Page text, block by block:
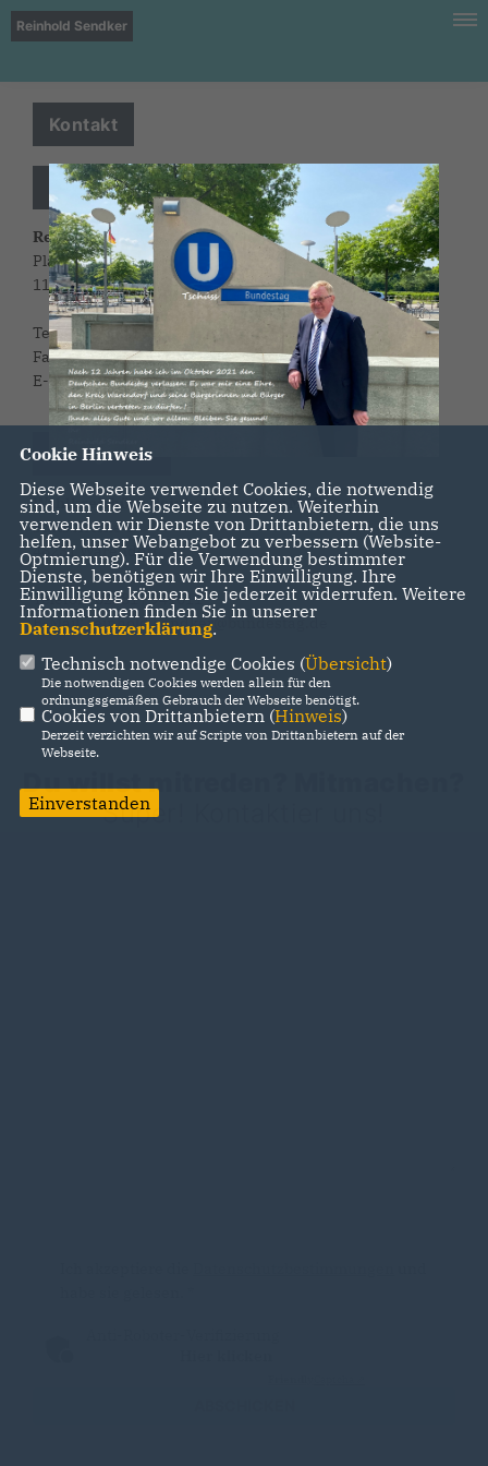
Reinhold Sendker
Kontakt
Geschäftsstelle
Reinhold Sendker MdB
Platz der Republik 1
11011 Berlin
Telefon: 030 / 227 - 75423
Fax: 030 / 227 - 76523
E-Mail: reinhold.sendker@bundestag.de
Zweigstelle
Wahlkreisbüro Reinhold Sendker MdB
Stiftsbleiche 6
48231 Warendorf
Telefon: 02581 / 941611
E-Mail: reinhold.sendker@bundestag.de
Du willst mitreden? Mitmachen?
Super! Kontaktier uns!
Cookie Hinweis
Diese Webseite verwendet Cookies, die notwendig
sind, um die Webseite zu nutzen. Weiterhin
verwenden wir Dienste von Drittanbietern, die uns
helfen, unser Webangebot zu verbessern (Website-
Optmierung). Für die Verwendung bestimmter
Dienste, benötigen wir Ihre Einwilligung. Ihre
Einwilligung können Sie jederzeit widerrufen. Weitere
Informationen finden Sie in unserer
Datenschutzerklärung.
Technisch notwendige Cookies (Übersicht)
Die notwendigen Cookies werden allein für den
ordnungsgemäßen Gebrauch der Webseite benötigt.
Cookies von Drittanbietern (Hinweis)
Derzeit verzichten wir auf Scripte von Drittanbietern auf der
Webseite.
Einverstanden